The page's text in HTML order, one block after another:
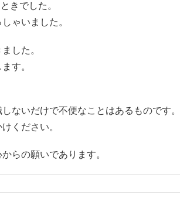
きでした。
ゃいました。
した。
す。
ないだけで不便なことはあるものです。
ください。
らの願いであります。